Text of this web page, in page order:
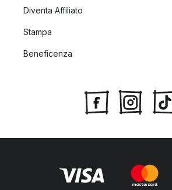
Diventa Affiliato
Stampa
Beneficenza